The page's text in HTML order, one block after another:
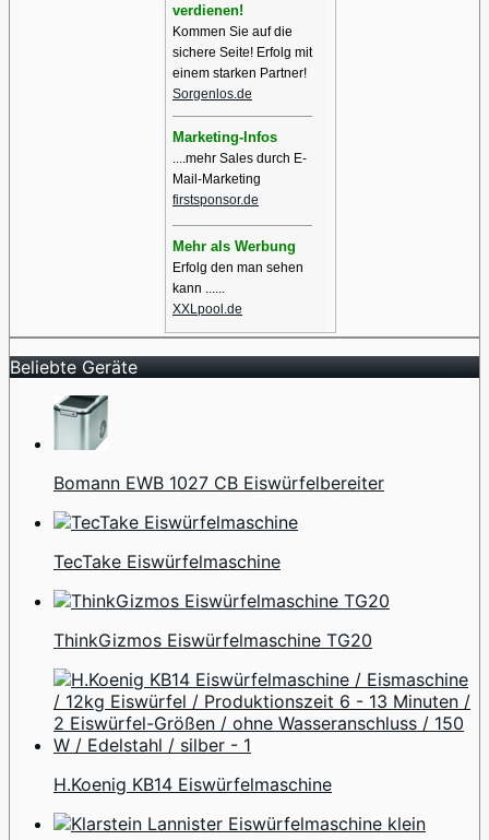
verdienen!
Kommen Sie auf die
sichere Seite! Erfolg mit
einem starken Partner!
Sorgenlos.de
Marketing-Infos
....mehr Sales durch E-
Mail-Marketing
firstsponsor.de
Mehr als Werbung
Erfolg den man sehen
kann ......
XXLpool.de
Beliebte Geräte
Bomann EWB 1027 CB Eiswürfelbereiter
TecTake Eiswürfelmaschine
ThinkGizmos Eiswürfelmaschine TG20
H.Koenig KB14 Eiswürfelmaschine